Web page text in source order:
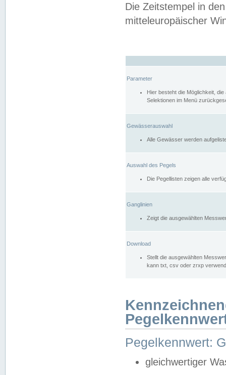
Die Zeitstempel in
mitteleuropäischer
Parameter
Hier besteht die Möglichkeit,
Selektionen im Menü
Gewässerauswahl
Alle Gewässer werden
Auswahl des Pegels
Die Pegellisten zeigen alle
Ganglinien
Zeigt die ausgewählten
Download
Stellt die ausgewählten
kann txt, csv oder zrxp
Pegelkennwert:
gleichwertiger